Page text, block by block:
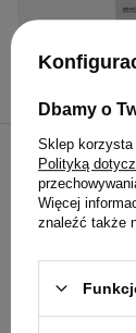
Dbamy o
Sklep korzysta
Polityką
Więcej
znaleźć także